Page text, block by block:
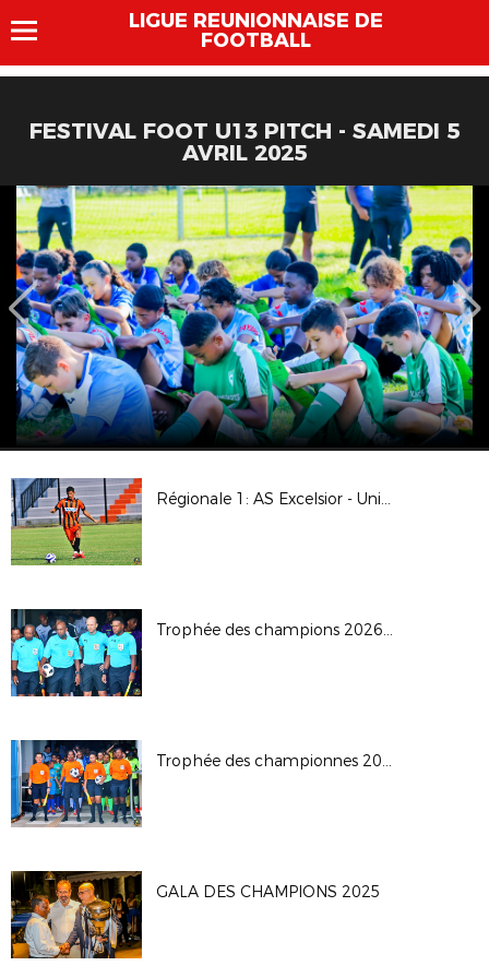
LIGUE REUNIONNAISE DE
FOOTBALL
FESTIVAL FOOT U13 PITCH - SAMEDI 5
AVRIL 2025
Régionale 1: AS Excelsior - Union Sporting Bénédictine
Trophée des champions 2026: JS Saint Pierroise - AS Jeanne D'Arc
Trophée des championnes 2026
GALA DES CHAMPIONS 2025